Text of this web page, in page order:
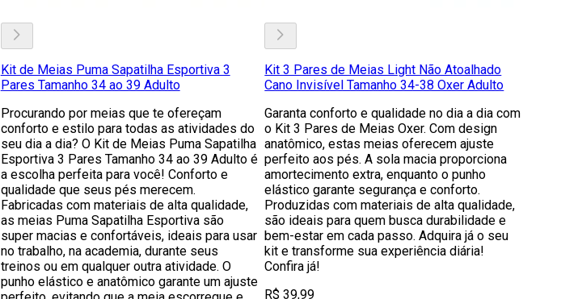
Kit de Meias Puma Sapatilha Esportiva 3
Pares Tamanho 34 ao 39 Adulto
Procurando por meias que te ofereçam
conforto e estilo para todas as atividades do
seu dia a dia? O Kit de Meias Puma Sapatilha
Esportiva 3 Pares Tamanho 34 ao 39 Adulto é
a escolha perfeita para você! Conforto e
qualidade que seus pés merecem.
Fabricadas com materiais de alta qualidade,
as meias Puma Sapatilha Esportiva são
super macias e confortáveis, ideais para usar
no trabalho, na academia, durante seus
treinos ou em qualquer outra atividade. O
punho elástico e anatômico garante um ajuste
Kit 3 Pares de Meias Light Não Atoalhado
Cano Invisível Tamanho 34-38 Oxer Adulto
Garanta conforto e qualidade no dia a dia com
o Kit 3 Pares de Meias Oxer. Com design
anatômico, estas meias oferecem ajuste
perfeito aos pés. A sola macia proporciona
amortecimento extra, enquanto o punho
elástico garante segurança e conforto.
Produzidas com materiais de alta qualidade,
são ideais para quem busca durabilidade e
bem-estar em cada passo. Adquira já o seu
kit e transforme sua experiência diária!
Confira já!
R$ 39,99